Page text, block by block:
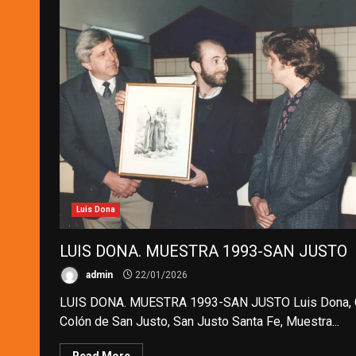
Luis Dona
LUIS DONA. MUESTRA 1993-SAN JUSTO
admin 22/01/2026
LUIS DONA. MUESTRA 1993-SAN JUSTO Luis Dona,
Colón de San Justo, San Justo Santa Fe, Muestra...